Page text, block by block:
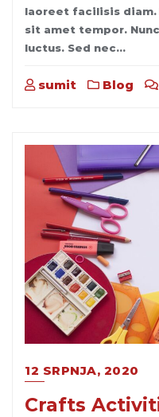
laoreet facilisis diam.
sit amet tempor.
luctus. Sed nec…
sumit Blog
12 SRPNJA, 2020
Crafts